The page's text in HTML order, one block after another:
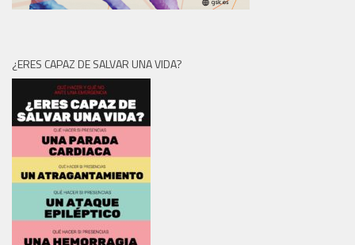
¿ERES CAPAZ DE SALVAR UNA VIDA?